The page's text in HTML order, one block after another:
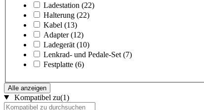
Ladestation (22)
Halterung (22)
Kabel (13)
Adapter (12)
Ladegerät (10)
Lenkrad- und Pedale-Set (7)
Festplatte (6)
Alle anzeigen
Kompatibel zu(1)